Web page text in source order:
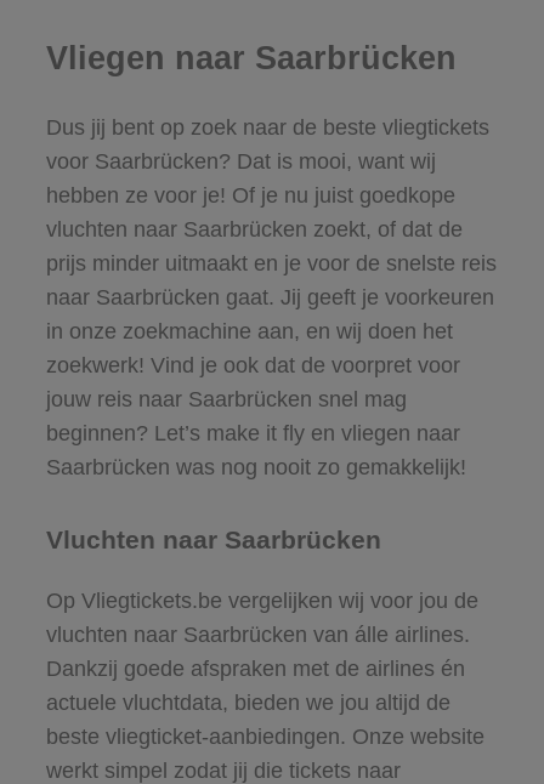
Vliegen naar Saarbrücken
Dus jij bent op zoek naar de beste vliegtickets
voor Saarbrücken? Dat is mooi, want wij
hebben ze voor je! Of je nu juist goedkope
vluchten naar Saarbrücken zoekt, of dat de
prijs minder uitmaakt en je voor de snelste reis
naar Saarbrücken gaat. Jij geeft je voorkeuren
in onze zoekmachine aan, en wij doen het
zoekwerk! Vind je ook dat de voorpret voor
jouw reis naar Saarbrücken snel mag
beginnen? Let’s make it fly en vliegen naar
Saarbrücken was nog nooit zo gemakkelijk!
Vluchten naar Saarbrücken
Op Vliegtickets.be vergelijken wij voor jou de
vluchten naar Saarbrücken van álle airlines.
Dankzij goede afspraken met de airlines én
actuele vluchtdata, bieden we jou altijd de
beste vliegticket-aanbiedingen. Onze website
werkt simpel zodat jij die tickets naar